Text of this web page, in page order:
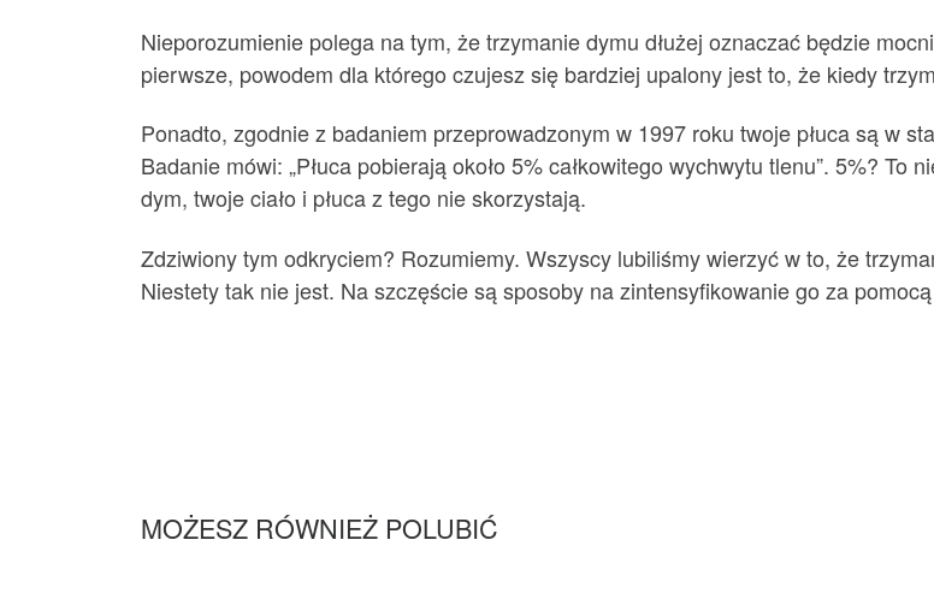
Nieporozumienie polega na tym, że trzymanie dymu dłużej oznaczać będzie
pierwsze, powodem dla którego czujesz się bardziej upalony jest to, że kiedy
Ponadto, zgodnie z badaniem przeprowadzonym w 1997 roku twoje płuca są w
Badanie mówi: „Płuca pobierają około 5% całkowitego wychwytu tlenu”. 5%?
dym, twoje ciało i płuca z tego nie skorzystają.
Zdziwiony tym odkryciem? Rozumiemy. Wszyscy lubiliśmy wierzyć w to, że
Niestety tak nie jest. Na szczęście są sposoby na zintensyfikowanie go za
MOŻESZ RÓWNIEŻ POLUBIĆ